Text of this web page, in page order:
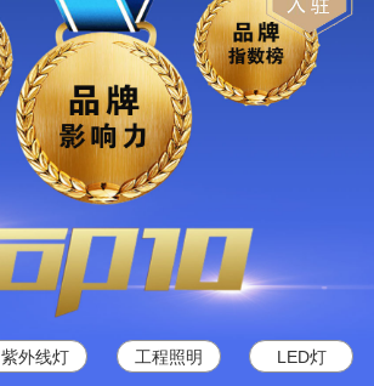
紫外线灯 工程照明 LED灯